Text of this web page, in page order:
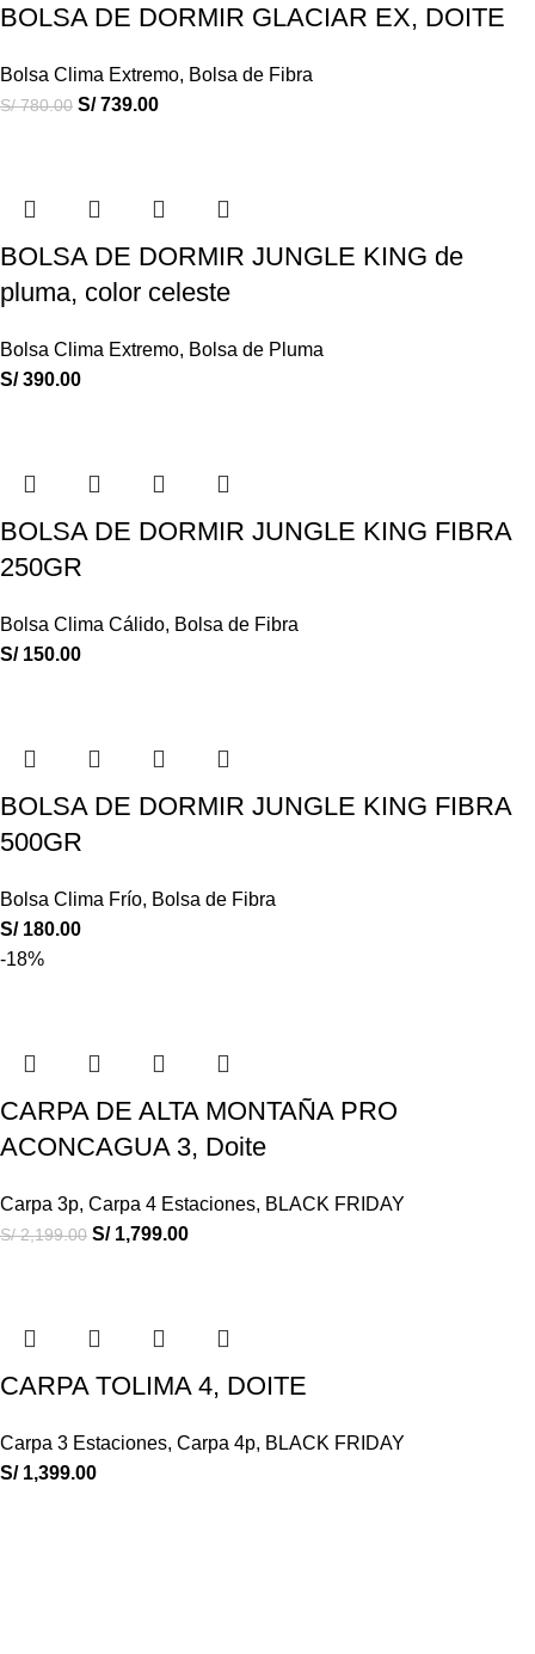
BOLSA DE DORMIR GLACIAR EX, DOITE
Bolsa Clima Extremo, Bolsa de Fibra
S/780.00 S/739.00
BOLSA DE DORMIR JUNGLE KING de
pluma, color celeste
Bolsa Clima Extremo, Bolsa de Pluma
S/390.00
BOLSA DE DORMIR JUNGLE KING FIBRA
250GR
Bolsa Clima Cálido, Bolsa de Fibra
S/150.00
BOLSA DE DORMIR JUNGLE KING FIBRA
500GR
Bolsa Clima Frío, Bolsa de Fibra
S/180.00
-18%
CARPA DE ALTA MONTAÑA PRO
ACONCAGUA 3, Doite
Carpa 3p, Carpa 4 Estaciones, BLACK FRIDAY
S/2,199.00 S/1,799.00
CARPA TOLIMA 4, DOITE
Carpa 3 Estaciones, Carpa 4p, BLACK FRIDAY
S/1,399.00